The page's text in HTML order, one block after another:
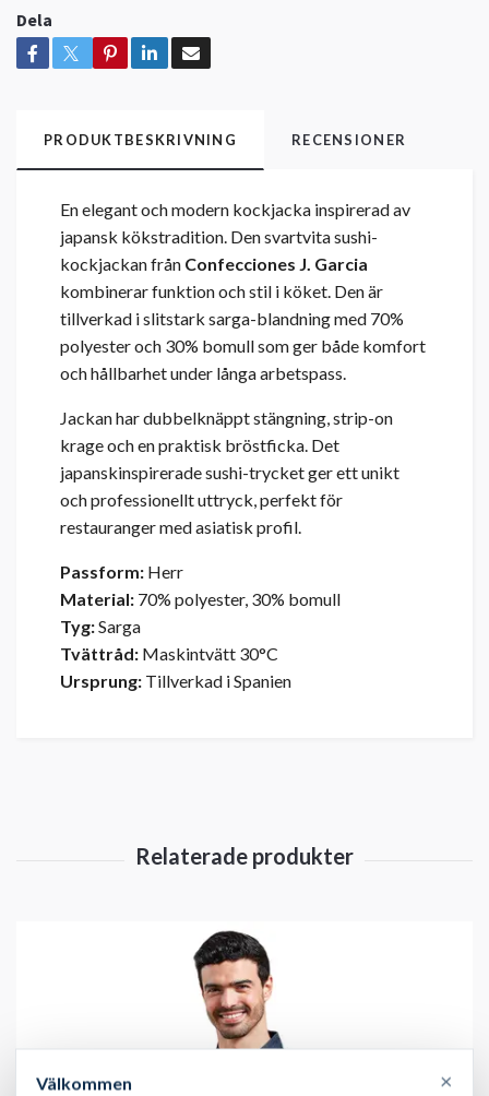
Dela
PRODUKTBESKRIVNING RECENSIONER
En elegant och modern kockjacka inspirerad av
japansk kökstradition. Den svartvita sushi-
kockjackan från Confecciones J. Garcia
kombinerar funktion och stil i köket. Den är
tillverkad i slitstark sarga-blandning med 70%
polyester och 30% bomull som ger både komfort
och hållbarhet under långa arbetspass.
Jackan har dubbelknäppt stängning, strip-on
krage och en praktisk bröstficka. Det
japanskinspirerade sushi-trycket ger ett unikt
och professionellt uttryck, perfekt för
restauranger med asiatisk profil.
Passform: Herr
Material: 70% polyester, 30% bomull
Tyg:Sarga
Tvättråd: Maskintvätt 30°C
Ursprung: Tillverkad i Spanien
Välkommen ×